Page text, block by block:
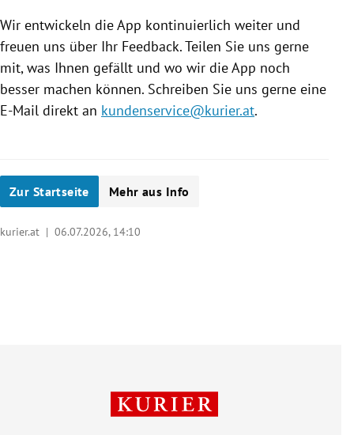
Wir entwickeln die App kontinuierlich weiter und
freuen uns über Ihr Feedback. Teilen Sie uns gerne
mit, was Ihnen gefällt und wo wir die App noch
besser machen können. Schreiben Sie uns gerne eine
E-Mail direkt an kundenservice@kurier.at.
Zur Startseite Mehr aus Info
kurier.at | 06.07.2026, 14:10